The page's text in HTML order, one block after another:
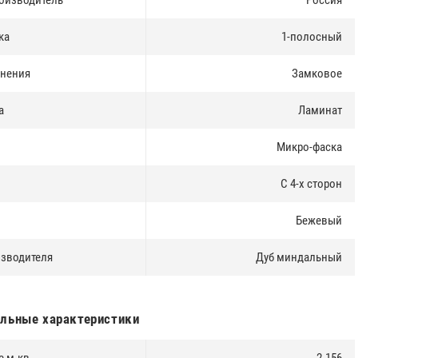
1-полосный
Замковое
Ламинат
Микро-фаска
С 4-х сторон
Бежевый
Дуб миндальный
характеристики